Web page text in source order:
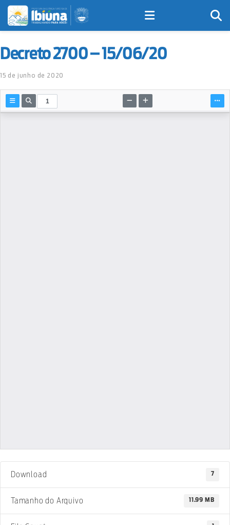
Decreto 2700 – 15/06/20
15 de junho de 2020
Download 7
Tamanho do Arquivo 11.99 MB